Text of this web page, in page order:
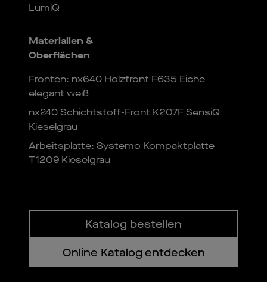
LumiQ
Materialien &
Oberflächen
Fronten: nx640 Holzfront F635 Eiche
elegant weiß
nx240 Schichtstoff-Front K207F SensiQ
Kieselgrau
Arbeitsplatte: Systemo Kompaktplatte
T1209 Kieselgrau
Katalog bestellen
Online Katalog entdecken